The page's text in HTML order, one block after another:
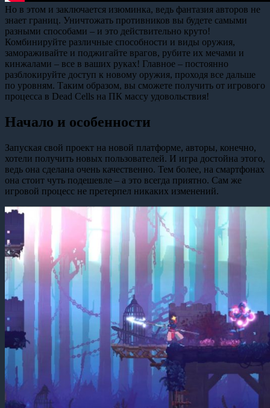
Но в этом и заключается изюминка, ведь фантазия авторов не
знает границ. Уничтожать противников вы будете самыми
разными способами – и это действительно круто!
Комбинируйте различные способности и виды оружия,
замораживайте и поджигайте врагов, рубите их мечами и
кинжалами – все в ваших руках! Главное – постоянно
разблокируйте доступ к новому оружия, проходя все дальше
по уровням. Таким образом, вы сможете получить от игрового
процесса в Dead Cells на ПК массу удовольствия!
Начало и особенности
Запуская свой проект на новой платформе, авторы, конечно,
хотели получить новых пользователей. И игра достойна этого,
ведь она сделана очень качественно. Тем более, на смартфонах
она стоит чуть подешевле – а это всегда приятно. Сам же
игровой процесс не претерпел никаких изменений.